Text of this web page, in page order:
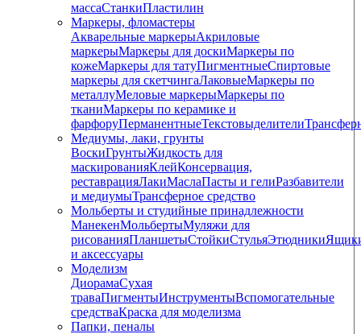
массаСтанкиПластилин
Маркеры, фломастеры
Акварельные маркерыАкриловые
маркерыМаркеры для доскиМаркеры по
кожеМаркеры для татуПигментныеCпиртовые
маркеры для скетчингаЛаковыеМаркеры по
металлуМеловые маркерыМаркеры по
тканиМаркеры по керамике и
фарфоруПерманентныеТекстовыделители
Медиумы, лаки, грунты
ВоскиГрунтыЖидкость для
маскированияКлейКонсервация,
реставрацияЛакиМаслаПасты и гелиРазбавители
и медиумыТрансферное средство
Мольберты и студийные принадлежности
МанекенМольбертыМуляжи для
рисованияПланшетыСтойкиСтульяЭтюдники
и аксессуары
Моделизм
ДиорамаСухая
траваПигментыИнструментыВспомогательные
средстваКраска для моделизма
Папки, пеналы